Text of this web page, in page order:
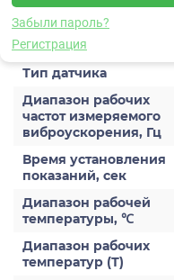
Забыли пароль?
Регистрация
Характеристики
Тип датчика
Диапазон рабочих
частот измеряемого
виброускорения, Гц
Время установления
показаний, сек
Диапазон рабочей
температуры, ℃
Диапазон рабочих
температур (Т)